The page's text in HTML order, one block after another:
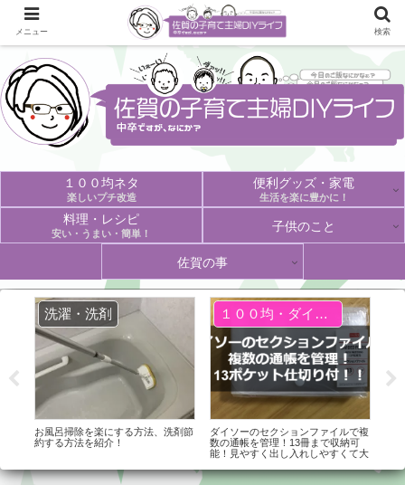
１００均ネタ
楽しいプチ改造
便利グッズ・家電
生活を楽に豊かに！
料理・レシピ
安い・うまい・簡単！ 子供のこと
佐賀の事
洗濯・洗剤
お風呂掃除を楽にする方法、洗剤節
約する方法を紹介！
１００均・ダイソー
ダイソーのセクションファイルで複
数の通帳を管理！13冊まで収納可
能！見やすく出し入れしやすくて大
メニュー 検索